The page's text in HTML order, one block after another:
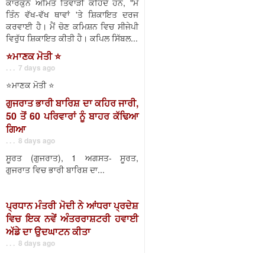
ਤਿੰਨ ਵੱਖ-ਵੱਖ ਥਾਵਾਂ 'ਤੇ ਸ਼ਿਕਾਇਤ ਦਰਜ
ਕਰਵਾਈ ਹੈ। ਮੈਂ ਚੋਣ ਕਮਿਸ਼ਨ ਵਿਚ ਸੀਜੇਪੀ
ਵਿਰੁੱਧ ਸ਼ਿਕਾਇਤ ਕੀਤੀ ਹੈ। ਕਪਿਲ ਸਿੱਬਲ...
⭐️ਮਾਣਕ ਮੋਤੀ ⭐️
. . . 7 days ago
⭐️ਮਾਣਕ ਮੋਤੀ ⭐️
ਗੁਜਰਾਤ ਭਾਰੀ ਬਾਰਿਸ਼ ਦਾ ਕਹਿਰ ਜਾਰੀ,
50 ਤੋਂ 60 ਪਰਿਵਾਰਾਂ ਨੂੰ ਬਾਹਰ ਕੱਢਿਆ
ਗਿਆ
. . . 8 days ago
ਸੂਰਤ (ਗੁਜਰਾਤ), 1 ਅਗਸਤ- ਸੂਰਤ,
ਗੁਜਰਾਤ ਵਿਚ ਭਾਰੀ ਬਾਰਿਸ਼ ਦਾ...
ਪ੍ਰਧਾਨ ਮੰਤਰੀ ਮੋਦੀ ਨੇ ਆਂਧਰਾ ਪ੍ਰਦੇਸ਼
ਵਿਚ ਇਕ ਨਵੇਂ ਅੰਤਰਰਾਸ਼ਟਰੀ ਹਵਾਈ
ਅੱਡੇ ਦਾ ਉਦਘਾਟਨ ਕੀਤਾ
. . . 8 days ago